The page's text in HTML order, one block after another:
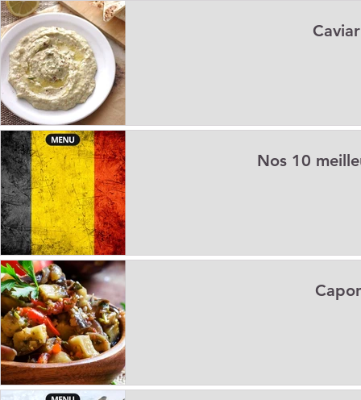
Nos 10